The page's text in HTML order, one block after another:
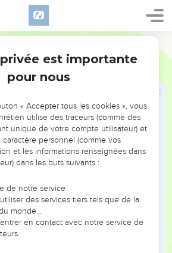
seras devenu nomade, tu briseras son
son oncle Laban
haine, à cause de la bénédiction
; et Ésaü dit en son coeur : Les
père approchent, et je tuerai Jacob,
les paroles d'Ésaü, son fils aîné ;
Jacob, son plus jeune fils, et lui dit :
se console à ton sujet dans l'espoir de
fils, écoute ma voix : Lève-toi, fuis
à Charan ;
lui quelques jours, jusqu'à ce que
détourne,
est importante
pour nous
« Accepter tous les cookies », vous
utilise des traceurs (comme des
unique de votre compte utilisateur) et
personnel (comme vos
et les informations renseignées dans
dans les buts suivants :
de notre service
des services tiers tels que de la
monde…
en contact avec notre service de